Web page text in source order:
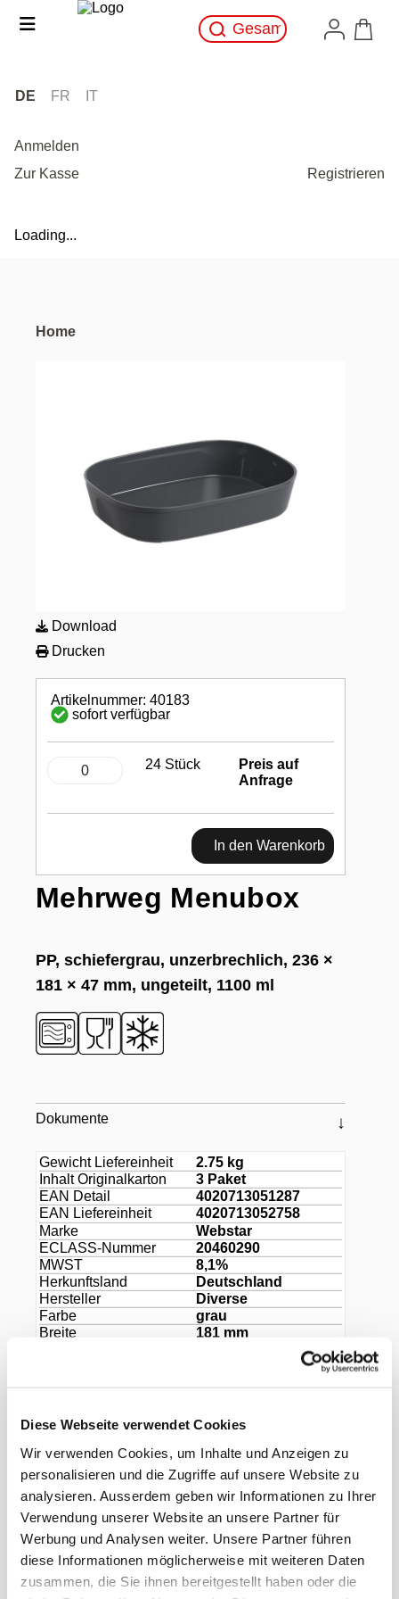
Diese Webseite verwendet Cookies
Wir verwenden Cookies, um Inhalte und Anzeigen zu
personalisieren und die Zugriffe auf unsere Website zu
analysieren. Ausserdem geben wir Informationen zu Ihrer
Verwendung unserer Website an unsere Partner für
Werbung und Analysen weiter. Unsere Partner führen
diese Informationen möglicherweise mit weiteren Daten
zusammen, die Sie ihnen bereitgestellt haben oder die
DE FR IT
Anmelden
Zur Kasse
Registrieren
Loading...
Home
Download
Drucken
Mehrweg Menubox
PP, schiefergrau, unzerbrechlich, 236 ×
181 × 47 mm, ungeteilt, 1100 ml
Dokumente
Artikelnummer: 40183
sofort verfügbar
24 Stück
Preis auf
Anfrage
In den Warenkorb
Gewicht Liefereinheit
2.75 kg
Inhalt Originalkarton
3 Paket
EAN Detail
4020713051287
EAN Liefereinheit
4020713052758
Marke
Webstar
ECLASS-Nummer
20460290
MWST
8,1%
Herkunftsland
Deutschland
Hersteller
Diverse
Farbe
grau
Breite
181 mm
Zubehör